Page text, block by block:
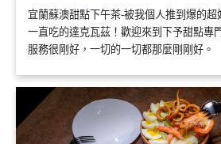
宜蘭蘇澳甜點下午茶-被我個人推到爆的
一直吃的達克瓦茲！歡迎來到下予甜點專
服務很剛好，一切的一切都那麼剛剛好。